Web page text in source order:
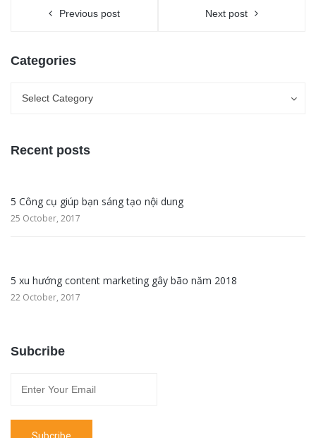
Previous post Next post
Categories
Select Category
Recent posts
5 Công cụ giúp bạn sáng tạo nội dung
25 October, 2017
5 xu hướng content marketing gây bão năm 2018
22 October, 2017
Subcribe